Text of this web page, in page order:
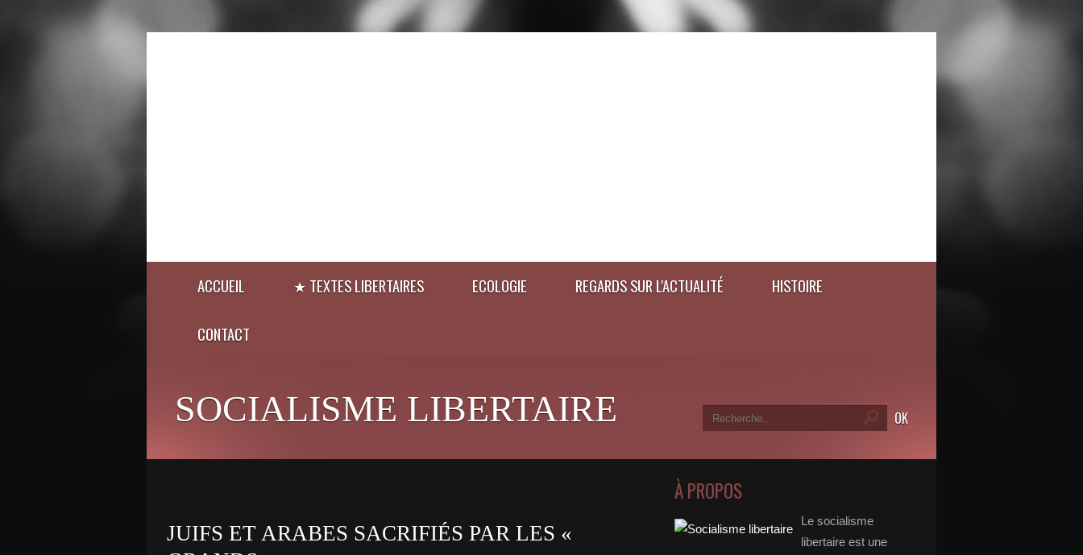
ACCUEIL ★ TEXTES LIBERTAIRES ECOLOGIE REGARDS SUR L'ACTUALITÉ HISTOIRE
CONTACT
SOCIALISME LIBERTAIRE
JUIFS ET ARABES SACRIFIÉS PAR LES «
À PROPOS
Le socialisme
libertaire est une